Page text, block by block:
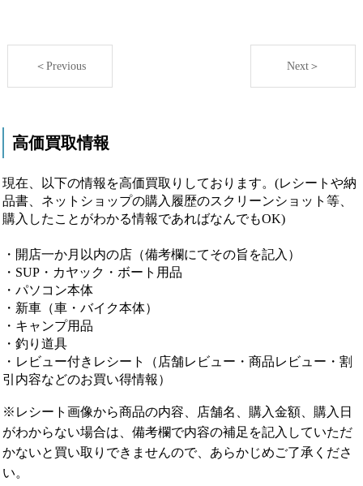
＜Previous Next＞
高価買取情報
現在、以下の情報を高価買取りしております。(レシートや納
品書、ネットショップの購入履歴のスクリーンショット等、
購入したことがわかる情報であればなんでもOK)
・開店一か月以内の店（備考欄にてその旨を記入）
・SUP・カヤック・ボート用品
・パソコン本体
・新車（車・バイク本体）
・キャンプ用品
・釣り道具
・レビュー付きレシート（店舗レビュー・商品レビュー・割
引内容などのお買い得情報）
※レシート画像から商品の内容、店舗名、購入金額、購入日
がわからない場合は、備考欄で内容の補足を記入していただ
かないと買い取りできませんので、あらかじめご了承くださ
い。